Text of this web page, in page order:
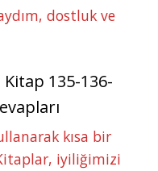
dostluk ve
Kitap 135-136-
kısa bir
iyiliğimizi